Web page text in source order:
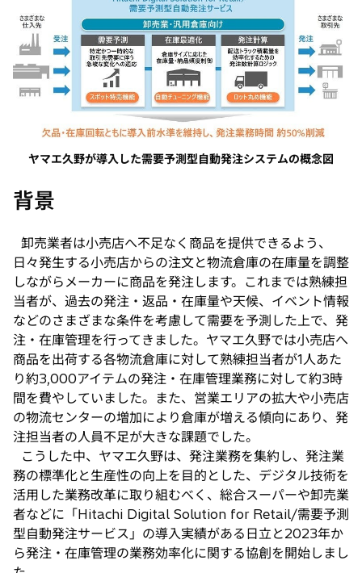
ヤマエ久野が導入した需要予測型自動発注システムの概念図
背景
卸売業者は小売店へ不足なく商品を提供できるよう、
日々発生する小売店からの注文と物流倉庫の在庫量を調整
しながらメーカーに商品を発注します。これまでは熟練担
当者が、過去の発注・返品・在庫量や天候、イベント情報
などのさまざまな条件を考慮して需要を予測した上で、発
注・在庫管理を行ってきました。ヤマエ久野では小売店へ
商品を出荷する各物流倉庫に対して熟練担当者が1人あた
り約3,000アイテムの発注・在庫管理業務に対して約3時
間を費やしていました。また、営業エリアの拡大や小売店
の物流センターの増加により倉庫が増える傾向にあり、発
注担当者の人員不足が大きな課題でした。
こうした中、ヤマエ久野は、発注業務を集約し、発注業
務の標準化と生産性の向上を目的とした、デジタル技術を
活用した業務改革に取り組むべく、総合スーパーや卸売業
者などに「Hitachi Digital Solution for Retail/需要予測
型自動発注サービス」の導入実績がある日立と2023年か
ら発注・在庫管理の業務効率化に関する協創を開始しまし